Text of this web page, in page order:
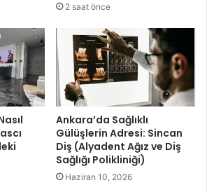
2 saat önce
Ankara’da Sağlıklı
Gülüşlerin Adresi: Sincan
Diş (Alyadent Ağız ve Diş
Sağlığı Polikliniği)
Haziran 10, 2026